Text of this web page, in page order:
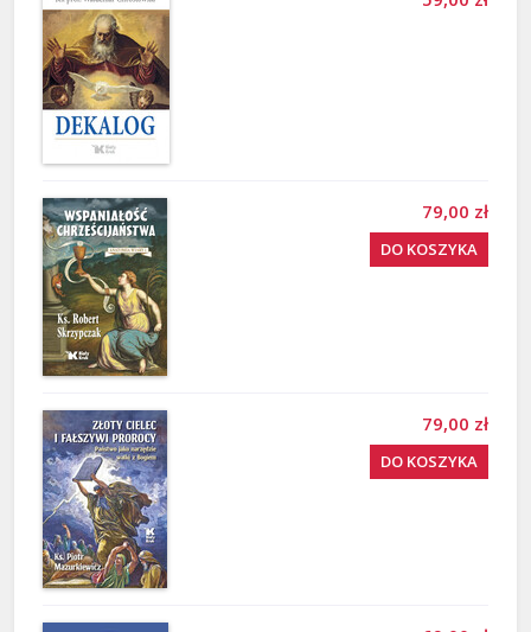
79,00 zł
DO KOSZYKA
79,00 zł
DO KOSZYKA